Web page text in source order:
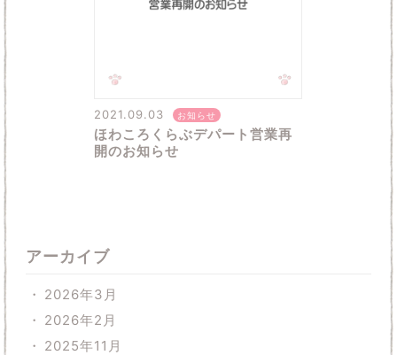
2021.09.03 お知らせ
ほわころくらぶデパート営業再
開のお知らせ
アーカイブ
2026年3月
2026年2月
2025年11月